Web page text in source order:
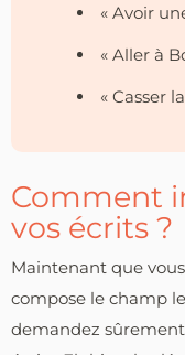
« Avoir
« Aller à
« Casser
Comment
vos écrits ?
Maintenant que
compose le champ
demandez